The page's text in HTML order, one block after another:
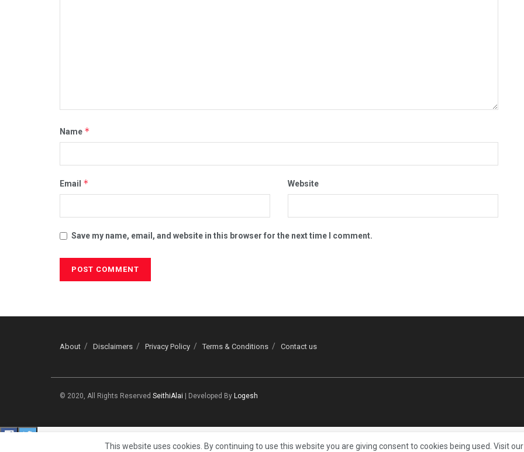
Name *
Email * Website
Save my name, email, and website in this browser for the next time I comment.
About Disclaimers Privacy Policy Terms & Conditions Contact us
© 2020, All Rights Reserved SeithiAlai | Developed By Logesh
This website uses cookies. By continuing to use this website you are giving consent to cookies being used. Visit our